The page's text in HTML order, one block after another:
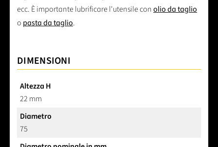
ecc. È importante lubrificare l'utensile conolio da taglio
o pasta da taglio.
DIMENSIONI
Altezza H
22 mm
Diametro
75